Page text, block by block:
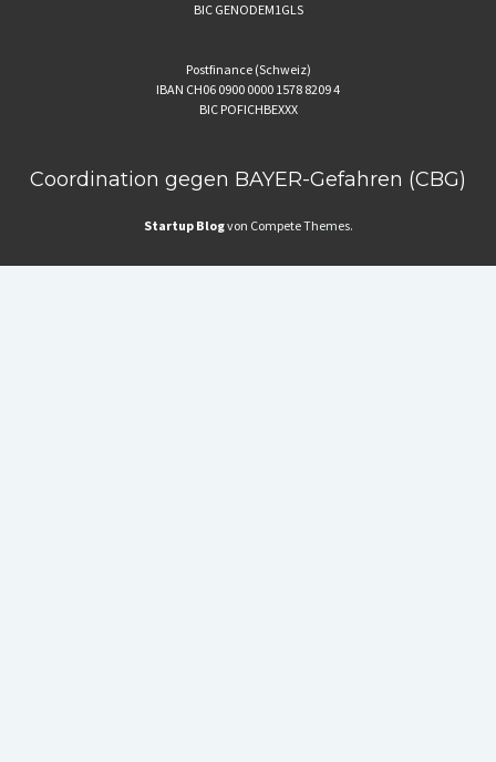
BIC GENODEM1GLS
Postfinance (Schweiz)
IBAN CH06 0900 0000 1578 8209 4
BIC POFICHBEXXX
Coordination gegen BAYER-Gefahren (CBG)
Startup Blogvon Compete Themes.